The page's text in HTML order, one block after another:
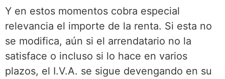
Y en estos momentos cobra especial
relevancia el importe de la renta. Si esta no
se modifica, aún si el arrendatario no la
satisface o incluso si lo hace en varios
plazos, el I.V.A. se sigue devengando en su